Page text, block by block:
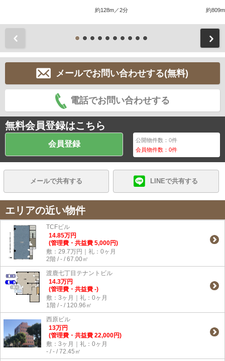
約128m／2分 約
メールでお問い合わせする(無料)
電話でお問い合わせする
無料会員登録はこちら
会員登録 公開物件数：0件
会員物件数：0件
メールで共有する LINEで共有する
エリアの近い物件
TCFビル
14.85万円
(管理費・共益費 5,000円)
敷：29.7万円｜礼：0ヶ月
2階 / - / 67.00㎡
渡鹿七丁目テナントビル
14.3万円
(管理費・共益費 -)
敷：3ヶ月｜礼：0ヶ月
1階 / - / 120.96㎡
西原ビル
13万円
(管理費・共益費 22,000円)
敷：3ヶ月｜礼：0ヶ月
- / - / 72.45㎡